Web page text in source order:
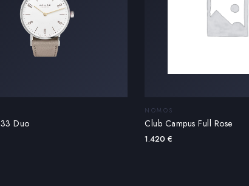
Duo
NOMOS
Club Campus Full Rose
1.420 €